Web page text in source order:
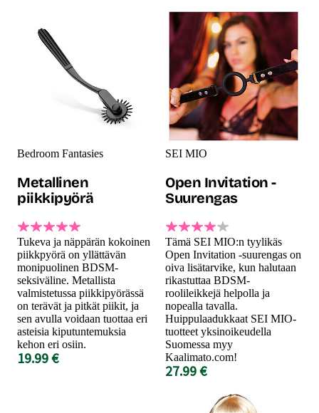
Bedroom Fantasies
Metallinen
piikkipyörä
Tukeva ja näppärän kokoinen
piikkpyörä on yllättävän
monipuolinen BDSM-
seksiväline. Metallista
valmistetussa piikkipyörässä
on terävät ja pitkät piikit, ja
sen avulla voidaan tuottaa eri
asteisia kiputuntemuksia
kehon eri osiin.
19.99 €
SEI MIO
Open Invitation -
Suurengas
Tämä SEI MIO:n tyylikäs
Open Invitation -suurengas on
oiva lisätarvike, kun halutaan
rikastuttaa BDSM-
roolileikkejä helpolla ja
nopealla tavalla.
Huippulaadukkaat SEI MIO-
tuotteet yksinoikeudella
Suomessa myy
Kaalimato.com!
27.99 €